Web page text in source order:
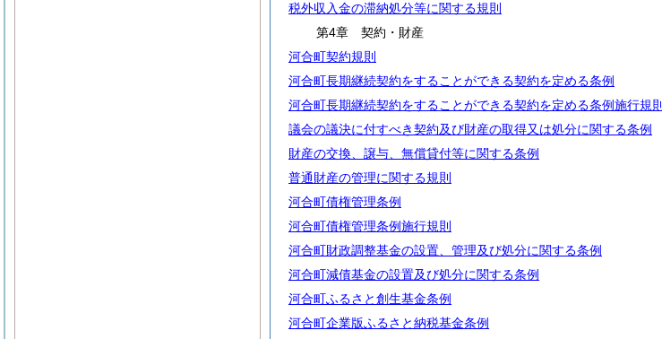
税外収入金の滞納処分等に関する規則
第4章 契約・財産
河合町契約規則
河合町長期継続契約をすることができる契約を定める条例
河合町長期継続契約をすることができる契約を定める条例施行規則
議会の議決に付すべき契約及び財産の取得又は処分に関する条例
財産の交換、譲与、無償貸付等に関する条例
普通財産の管理に関する規則
河合町債権管理条例
河合町債権管理条例施行規則
河合町財政調整基金の設置、管理及び処分に関する条例
河合町減債基金の設置及び処分に関する条例
河合町ふるさと創生基金条例
河合町企業版ふるさと納税基金条例